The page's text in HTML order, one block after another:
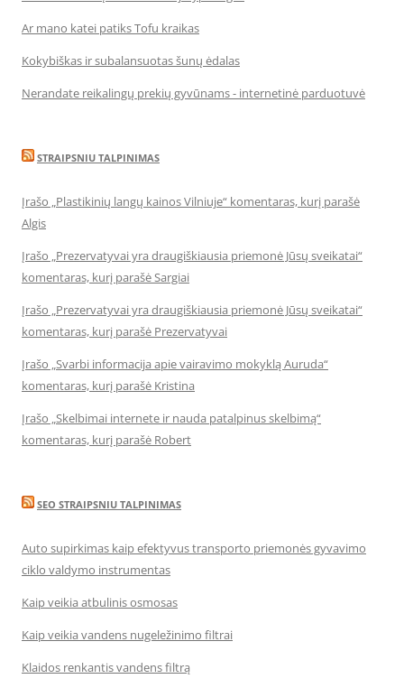
Ar mano katei patiks Tofu kraikas
Kokybiškas ir subalansuotas šunų ėdalas
Nerandate reikalingų prekių gyvūnams - internetinė parduotuvė
STRAIPSNIU TALPINIMAS
Įrašo „Plastikinių langų kainos Vilniuje“ komentaras, kurį parašė
Algis
Įrašo „Prezervatyvai yra draugiškiausia priemonė Jūsų sveikatai“
komentaras, kurį parašė Sargiai
Įrašo „Prezervatyvai yra draugiškiausia priemonė Jūsų sveikatai“
komentaras, kurį parašė Prezervatyvai
Įrašo „Svarbi informacija apie vairavimo mokyklą Auruda“
komentaras, kurį parašė Kristina
Įrašo „Skelbimai internete ir nauda patalpinus skelbimą“
komentaras, kurį parašė Robert
SEO STRAIPSNIU TALPINIMAS
Auto supirkimas kaip efektyvus transporto priemonės gyvavimo
ciklo valdymo instrumentas
Kaip veikia atbulinis osmosas
Kaip veikia vandens nugeležinimo filtrai
Klaidos renkantis vandens filtrą